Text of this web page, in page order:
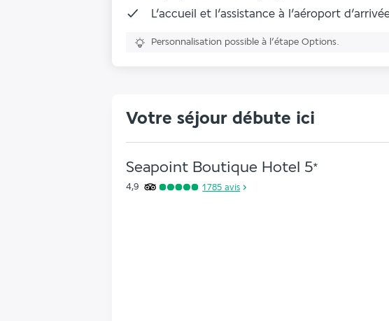
L’accueil et l’assistance à l’aéroport
Personnalisation possible à l’étape Options.
Votre séjour débute ici
Seapoint Boutique Hotel 5*
4,9 1 785 avis